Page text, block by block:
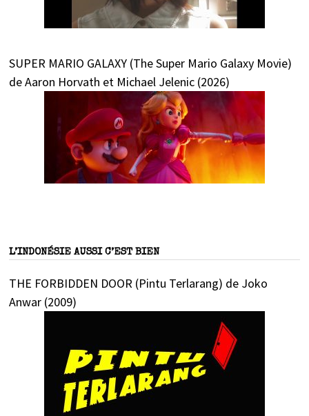
SUPER MARIO GALAXY (The Super Mario Galaxy Movie)
de Aaron Horvath et Michael Jelenic (2026)
L’INDONÉSIE AUSSI C’EST BIEN
THE FORBIDDEN DOOR (Pintu Terlarang) de Joko
Anwar (2009)